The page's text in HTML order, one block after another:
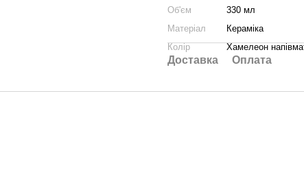
Об'єм
330 мл
Матеріал
Кераміка
Колір
Хамелеон
Доставка Оплата